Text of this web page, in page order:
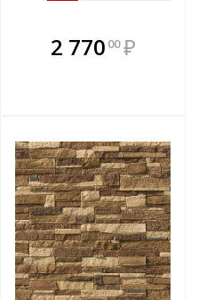
В комплекте
всегда выгоднее!
2 770 00 ₽